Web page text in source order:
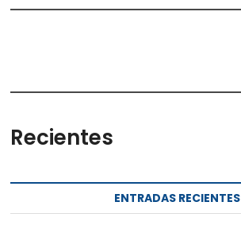
Recientes
ENTRADAS RECIENTES